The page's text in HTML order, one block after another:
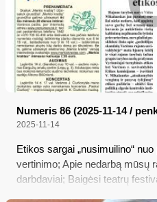
Numeris 86 (2025-11-14 /
2025-11-14
Etikos sargai „nusimuilino“
vertinimo; Apie nedarbą mūsų
darbdaviai; Baigėsi teatrų